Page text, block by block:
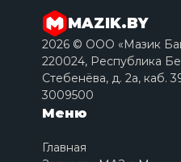
MAZIK.BY
2026 © ООО «Мазик
220024, Республика
Стебенёва, д. 2a, каб.
3009500
Меню
Главная